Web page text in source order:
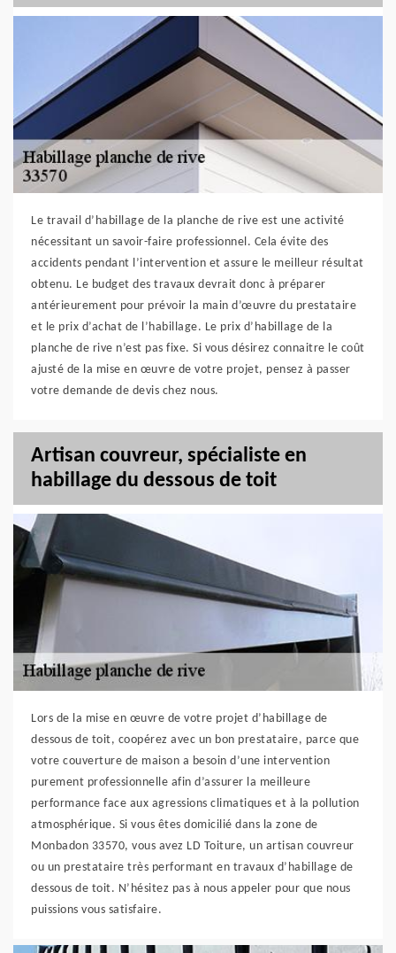
Le travail d’habillage de la planche de rive est une activité
nécessitant un savoir-faire professionnel. Cela évite des
accidents pendant l’intervention et assure le meilleur résultat
obtenu. Le budget des travaux devrait donc à préparer
antérieurement pour prévoir la main d’œuvre du prestataire
et le prix d’achat de l’habillage. Le prix d’habillage de la
planche de rive n’est pas fixe. Si vous désirez connaitre le coût
ajusté de la mise en œuvre de votre projet, pensez à passer
votre demande de devis chez nous.
Artisan couvreur, spécialiste en
habillage du dessous de toit
Lors de la mise en œuvre de votre projet d’habillage de
dessous de toit, coopérez avec un bon prestataire, parce que
votre couverture de maison a besoin d’une intervention
purement professionnelle afin d’assurer la meilleure
performance face aux agressions climatiques et à la pollution
atmosphérique. Si vous êtes domicilié dans la zone de
Monbadon 33570, vous avez LD Toiture, un artisan couvreur
ou un prestataire très performant en travaux d’habillage de
dessous de toit. N’hésitez pas à nous appeler pour que nous
puissions vous satisfaire.